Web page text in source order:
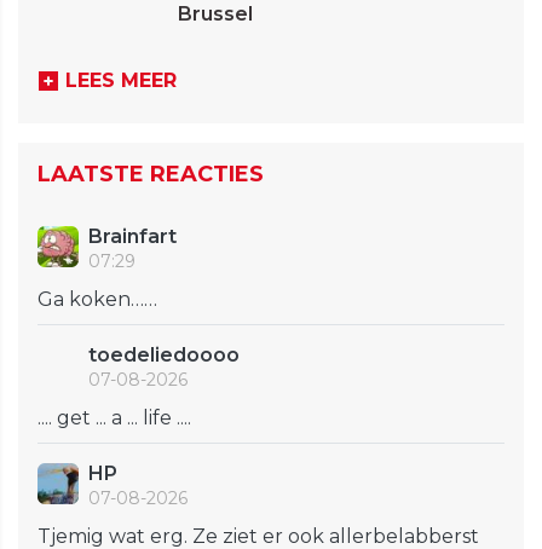
Brussel
LEES MEER
LAATSTE REACTIES
Brainfart
07:29
Ga koken……
toedeliedoooo
07-08-2026
.... get ... a ... life ....
HP
07-08-2026
Tjemig wat erg. Ze ziet er ook allerbelabberst